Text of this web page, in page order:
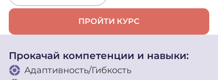
ПРОЙТИ КУРС
Прокачай компетенции и навыки:
Адаптивность/Гибкость